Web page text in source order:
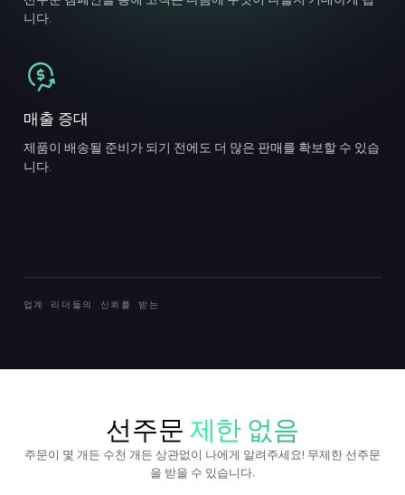
니다.
매출 증대
제품이 배송될 준비가 되기 전에도 더 많은 판매를 확보할 수 있습
니다.
업계 리더들의 신뢰를 받는
선주문 제한 없음
주문이 몇 개든 수천 개든 상관없이 나에게 알려주세요! 무제한 선주문
을 받을 수 있습니다.